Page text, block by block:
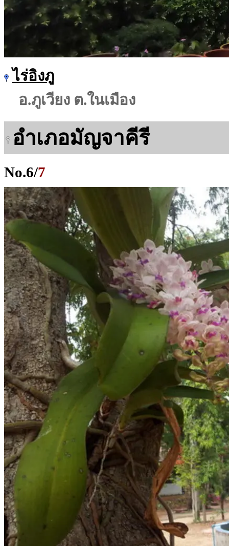
ไร่อิงภู
อ.ภูเวียง ต.ในเมือง
อำเภอมัญจาคีรี
No.6/7